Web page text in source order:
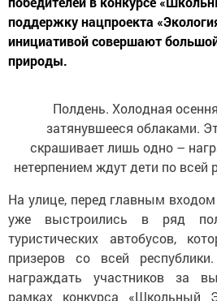
поддержку нацпроекта
инициативой совершают большой
природы.
затянувшееся облаками.
скрашивает лишь одно –
нетерпением ждут дети по всей
уже выстроились в ряд
туристических автобусов,
призеров со всей
награждать участников за
рамках конкурса «Школьный